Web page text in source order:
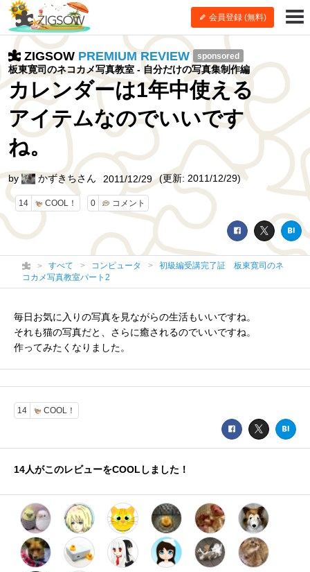
会員登録 (無料)
ZIGSOW PREMIUM REVIEW sponsored
板東寛司のネコカメ写真教室 - 自分だけの写真集制作編
カレンダーは1年中使える
アイテムなのでいいです
ね。
14 COOL！ 0 コメント
by かずきちさん 2011/12/29 (更新: 2011/12/29)
すべて コンピュータ
初級編受講完了証 板東寛司のネ
コカメ写真教室パート2
毎日お気に入りの写真を見ながらの生活もいいですね。
それも猫の写真だと、さらに癒されるのでいいですね。
作ってみたくなりました。
14 COOL！
14人がこのレビューをCOOLしました！